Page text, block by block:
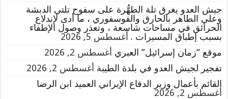
جيش العدو يغرق تلة الطهُّرة على سفوح تلتي الدبشة
وعلي الطاهر بالحارق والفوسفوري ، ما أدى لإندلاع
الحرائق في مساحات شاسعة ، وتعذر وصول الإطفاء
بسبب إطباق المسيرات . أغسطس 5, 2026
موقع “زمان إسرائيل” العبري أغسطس 2, 2026
تفجير لجيش العدو في بلدة الطيبة أغسطس 2, 2026
القائم بأعمال وزير الدفاع الإيراني العميد ابن الرضا
أغسطس 2, 2026